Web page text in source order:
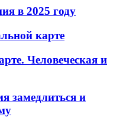
в 2025 году
карте
Человеческая и
замедлиться и